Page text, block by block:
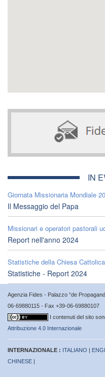
IN
Giornata Missionaria Mondiale
Il Messaggio del Papa
Missionari e operatori pastorali
Report nell'anno 2024
Statistiche della Chiesa Cattolica
Statistiche - Report 2024
Agenzia Fides - Palazzo “de
06-69880115 - Fax +39-06-69880107
I contenuti del sito
Attribuzione 4.0 Internazionale
INTERNAZIONALE : ITALIANO |
CHINESE |